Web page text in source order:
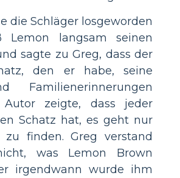
die Schläger losgeworden
Lemon langsam seinen
sagte zu Greg, dass der
den er habe, seine
Familienerinnerungen
zeigte, dass jeder
Schatz hat, es geht nur
finden. Greg verstand
was Lemon Brown
irgendwann wurde ihm